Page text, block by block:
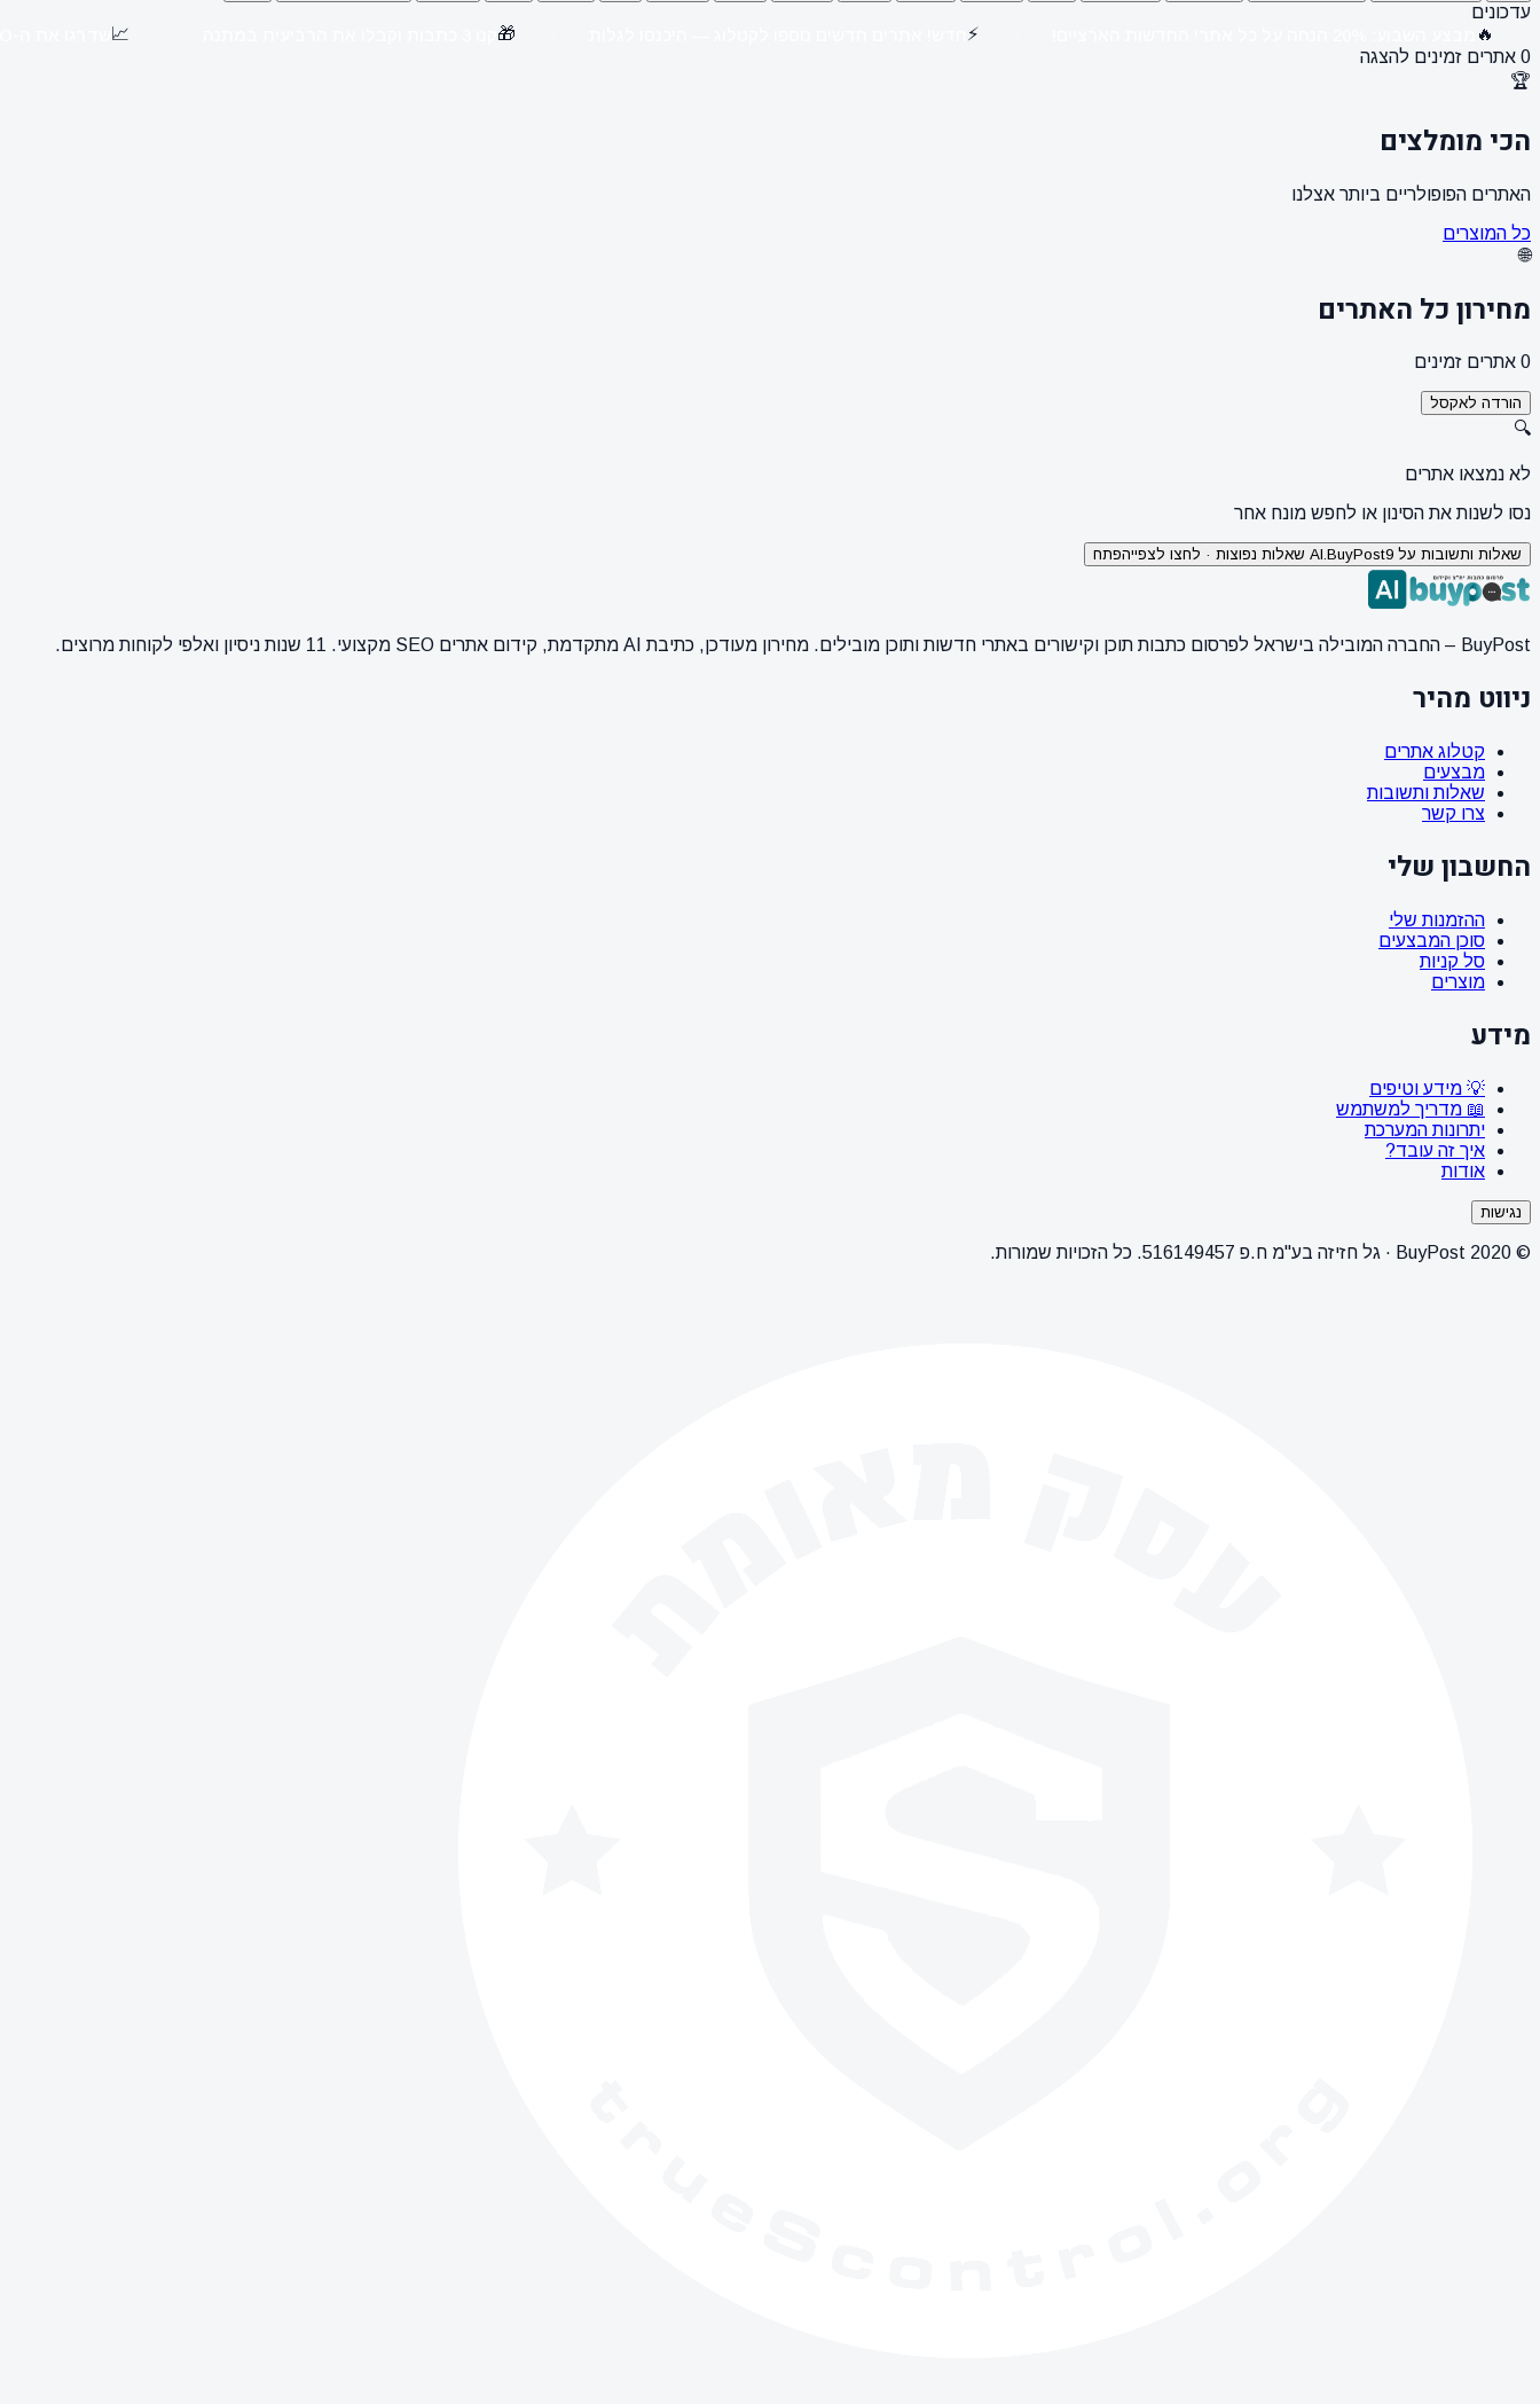
עדכונים
🔥
⚡
🎁
📈
0 אתרים זמינים להצגה
🏆
הכי מומלצים
האתרים הפופולריים ביותר אצלנו
כל המוצרים
🌐
מחירון כל האתרים
0 אתרים זמינים
הורדה לאקסל
🔍
לא נמצאו אתרים
נסו לשנות את הסינון או לחפש מונח אחר
שאלות ותשובות על AI.BuyPost 9 שאלות נפוצות · לחצו לצפייה פתח
BuyPost – החברה המובילה בישראל לפרסום כתבות תוכן וקישורים באתרי חדשות ותוכן מובילים. מחירון מעודכן, כתיבת AI מתקדמת, קידום אתרים SEO מקצועי. 11 שנות ניסיון ואלפי לקוחות מרוצים.
ניווט מהיר
קטלוג אתרים
מבצעים
שאלות ותשובות
צרו קשר
החשבון שלי
ההזמנות שלי
סוכן המבצעים
סל קניות
מוצרים
מידע
💡 מידע וטיפים
📖 מדריך למשתמש
יתרונות המערכת
איך זה עובד?
אודות
נגישות
© 2020 BuyPost · גל חזיזה בע"מ ח.פ 516149457. כל הזכויות שמורות.